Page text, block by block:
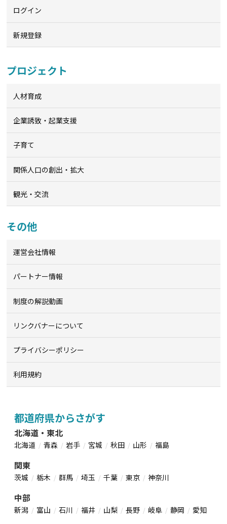
ログイン
新規登録
プロジェクト
人材育成
企業誘致・起業支援
子育て
関係人口の創出・拡大
観光・交流
その他
運営会社情報
パートナー情報
制度の解説動画
リンクバナーについて
プライバシーポリシー
利用規約
都道府県からさがす
北海道・東北
北海道 青森 岩手 宮城 秋田 山形 福島
関東
茨城 栃木 群馬 埼玉 千葉 東京 神奈川
中部
新潟 富山 石川 福井 山梨 長野 岐阜 静岡 愛知